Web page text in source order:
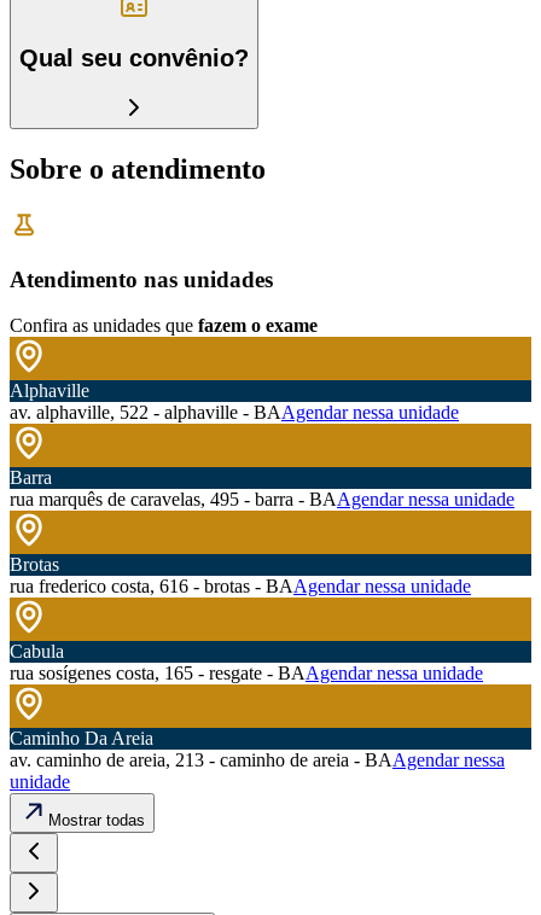
Qual seu convênio?
Sobre o atendimento
Atendimento nas unidades
Confira as unidades que fazem o exame
Alphaville
av. alphaville, 522 - alphaville - BAAgendar nessa unidade
Barra
rua marquês de caravelas, 495 - barra - BAAgendar nessa unidade
Brotas
rua frederico costa, 616 - brotas - BAAgendar nessa unidade
Cabula
rua sosígenes costa, 165 - resgate - BAAgendar nessa unidade
Caminho Da Areia
av. caminho de areia, 213 - caminho de areia - BAAgendar nessa
unidade
Mostrar todas